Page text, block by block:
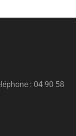
: 04 90 58